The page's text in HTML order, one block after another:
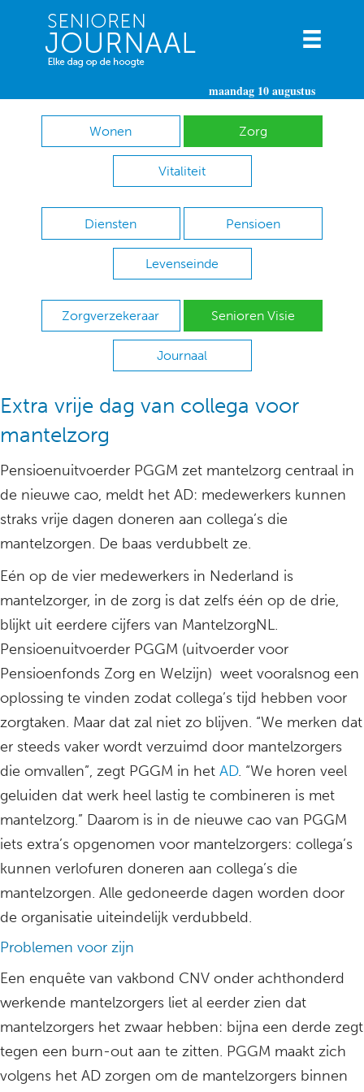
maandag 10 augustus
Wonen Zorg
Vitaliteit
Diensten Pensioen
Levenseinde
Zorgverzekeraar Senioren Visie
Journaal
Extra vrije dag van collega voor
mantelzorg
Pensioenuitvoerder PGGM zet mantelzorg centraal in
de nieuwe cao, meldt het AD: medewerkers kunnen
straks vrije dagen doneren aan collega’s die
mantelzorgen. De baas verdubbelt ze.
Eén op de vier medewerkers in Nederland is
mantelzorger, in de zorg is dat zelfs één op de drie,
blijkt uit eerdere cijfers van MantelzorgNL.
Pensioenuitvoerder PGGM (uitvoerder voor
Pensioenfonds Zorg en Welzijn) weet vooralsnog een
oplossing te vinden zodat collega’s tijd hebben voor
zorgtaken. Maar dat zal niet zo blijven. “We merken dat
er steeds vaker wordt verzuimd door mantelzorgers
die omvallen”, zegt PGGM in het AD. “We horen veel
geluiden dat werk heel lastig te combineren is met
mantelzorg.” Daarom is in de nieuwe cao van PGGM
iets extra’s opgenomen voor mantelzorgers: collega’s
kunnen verlofuren doneren aan collega’s die
mantelzorgen. Alle gedoneerde dagen worden door
de organisatie uiteindelijk verdubbeld.
Problemen voor zijn
Een enquête van vakbond CNV onder achthonderd
werkende mantelzorgers liet al eerder zien dat
mantelzorgers het zwaar hebben: bijna een derde zegt
tegen een burn-out aan te zitten. PGGM maakt zich
volgens het AD zorgen om de mantelzorgers binnen